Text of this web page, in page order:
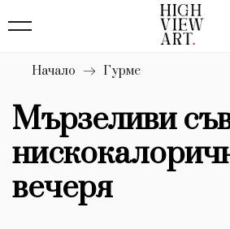
Бизнес
Мода
Dialogue
Изкуство
4340
Красота
Начало Гурме
Мързеливи
вечеря